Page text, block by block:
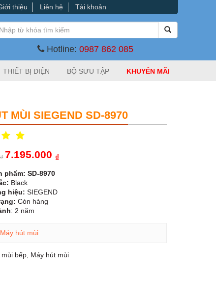
thiệu Liên hệ Tài khoản
Hotline:0987 862 085
THIẾT BỊ ĐIỆN BỘ SƯU TẬP KHUYẾN MÃI
MÙI SIEGEND SD-8970
₫ 7.195.000 ₫
phẩm: SD-8970
Black
hiệu: SIEGEND
Còn hàng
: 2 năm
Máy hút mùi
mùi bếp Máy hút mùi